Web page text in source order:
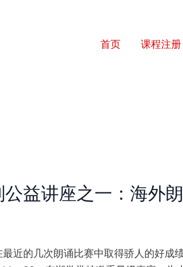
首页 课程注册
益讲座之一：海外
近的几次朗诵比赛中取得骄人的好成